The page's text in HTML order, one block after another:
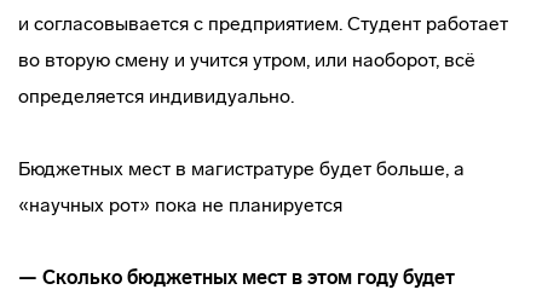
и согласовывается с предприятием. Студент работает
во вторую смену и учится утром, или наоборот, всё
определяется индивидуально.
Бюджетных мест в магистратуре будет больше, а
«научных рот» пока не планируется
— Сколько бюджетных мест в этом году будет